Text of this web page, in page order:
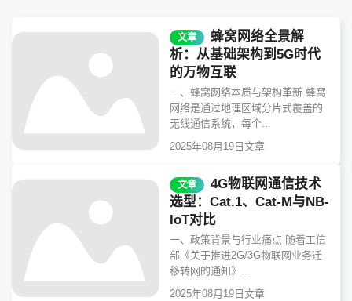
文章
蜂窝网络全景解
析：从基础架构到5G时代
的万物互联
一、蜂窝网络本质与架构革新 蜂窝
网络是通过地理区域分片式覆盖的
无线通信系统，每个...
2025年08月19日文章
文章
4G物联网通信技术
选型：Cat.1、Cat-M与NB-
IoT对比
一、政策背景与行业痛点 随着工信
部《关于推进2G/3G物联网业务迁
移转网的通知》...
2025年08月19日文章